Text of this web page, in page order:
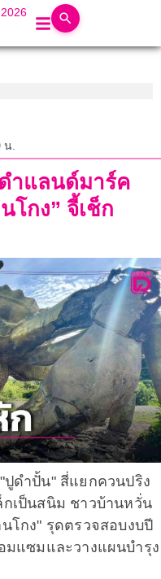
น.
ำแลนด์มาร์ค
โกง” จี้เช็ก
ดำปั้น" สี่แยกควนปริง
เป็นสนิม ชาวบ้านหวั่น
โกง" รุดตรวจสอบงบปี
มแซมและวางแผนบำรุง